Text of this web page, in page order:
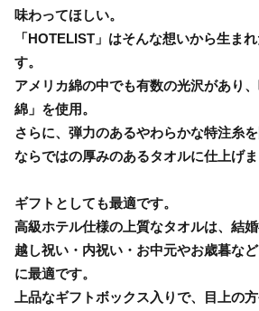
味わってほしい。
「HOTELIST」はそんな想いから生ま
す。
アメリカ綿の中でも有数の光沢があり
綿」を使用。
さらに、弾力のあるやわらかな特注糸
ならではの厚みのあるタオルに仕上げま
ギフトとしても最適です。
高級ホテル仕様の上質なタオルは、結
越し祝い・内祝い・お中元やお歳暮な
に最適です。
上品なギフトボックス入りで、目上の